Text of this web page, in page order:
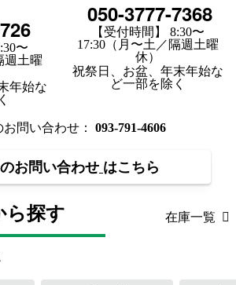
〜
週土曜
年始な
050-3777-7368
【受付時間】 8:30〜
17:30（月〜土／隔週土曜
休）
祝祭日、お盆、年末年始な
ど一部を除く
問い合わせ： 093-791-4606
お問い合わせ はこちら
ら探す 在庫一覧
工作機械